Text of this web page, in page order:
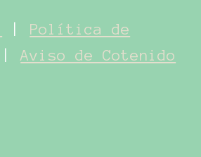
Política de
|Aviso de Cotenido